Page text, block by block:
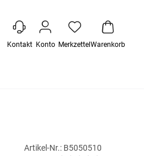
Kontakt Konto Merkzettel Warenkorb
Artikel-Nr.: B5050510